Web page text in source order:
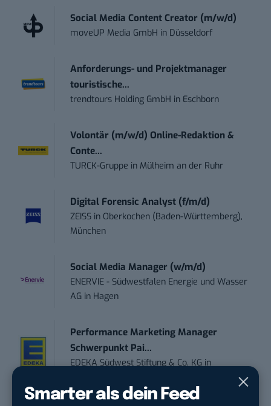
Smarter als dein Feed
Social Media Content Creator (m/w/d)
moveUP Media GmbH in Düsseldorf
Anforderungs- und Projektmanager
touristische...
trendtours Holding GmbH in Eschborn
Volontär (m/w/d) Online-Redaktion &
Conte...
TURCK-Gruppe in Mülheim an der Ruhr
Digital Forensic Analyst (f/m/d)
ZEISS in Oberkochen (Baden-Württemberg),
München
Social Media Manager (w/m/d)
ENERVIE - Südwestfalen Energie und Wasser
AG in Hagen
Performance Marketing Manager
Schwerpunkt Pai...
EDEKA Südwest Stiftung & Co. KG in